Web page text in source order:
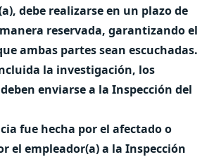
debe realizarse en un plazo de
reservada, garantizando el
ambas partes sean escuchadas.
la investigación, los
enviarse a la Inspección del
fue hecha por el afectado o
el empleador(a) a la Inspección